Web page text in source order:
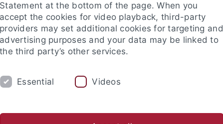
Statement at the bottom of the page. When you
accept the cookies for video playback, third-party
providers may set additional cookies for targeting and
advertising purposes and your data may be linked to
the third party’s other services.
Essential Videos